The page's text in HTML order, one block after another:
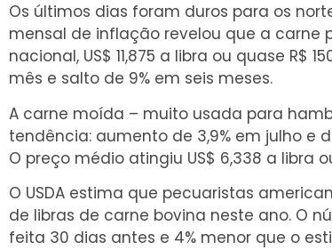
Os últimos dias foram duros para os
mensal de inflação revelou que a carne
nacional, US$ 11,875 a libra ou quase R$
mês e salto de 9% em seis meses.
A carne moída – muito usada para
tendência: aumento de 3,9% em julho e
O preço médio atingiu US$ 6,338 a libra
O USDA estima que pecuaristas
de libras de carne bovina neste ano. O
feita 30 dias antes e 4% menor que o